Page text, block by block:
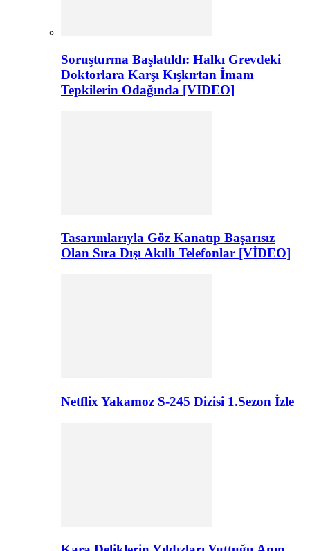
Soruşturma Başlatıldı: Halkı Grevdeki
Doktorlara Karşı Kışkırtan İmam
Tepkilerin Odağında [VIDEO]
Tasarımlarıyla Göz Kanatıp Başarısız
Olan Sıra Dışı Akıllı Telefonlar [VİDEO]
Netflix Yakamoz S-245 Dizisi 1.Sezon İzle